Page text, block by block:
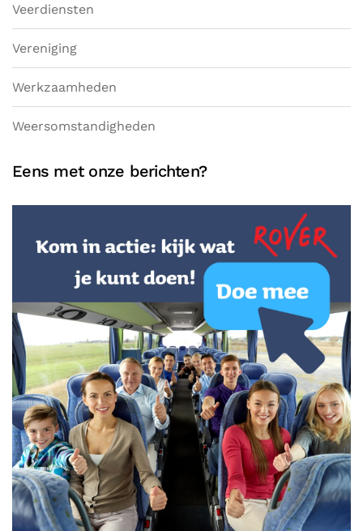
Veerdiensten
Vereniging
Werkzaamheden
Weersomstandigheden
Eens met onze berichten?